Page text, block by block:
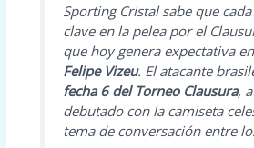
Sporting Cristal sabe que
clave en la pelea por el
que hoy genera expectativa
Felipe Vizeu. El atacante
fecha 6 del Torneo Clausura,
debutado con la camiseta
tema de conversación entre